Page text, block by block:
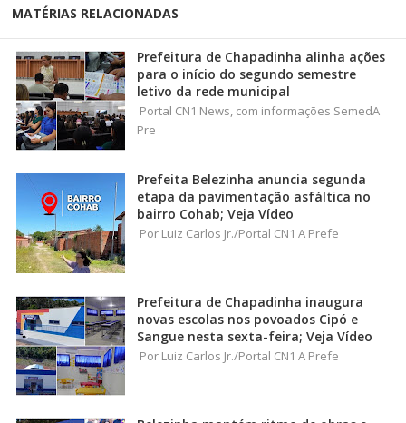
MATÉRIAS RELACIONADAS
Prefeitura de Chapadinha alinha ações
para o início do segundo semestre
letivo da rede municipal
Portal CN1 News, com informações SemedA
Pre
Prefeita Belezinha anuncia segunda
etapa da pavimentação asfáltica no
bairro Cohab; Veja Vídeo
Por Luiz Carlos Jr./Portal CN1 A Prefe
Prefeitura de Chapadinha inaugura
novas escolas nos povoados Cipó e
Sangue nesta sexta-feira; Veja Vídeo
Por Luiz Carlos Jr./Portal CN1 A Prefe